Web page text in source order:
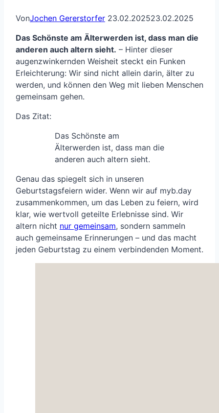
VonJochen Gererstorfer 23.02.202523.02.2025
Das Schönste am Älterwerden ist, dass man die
anderen auch altern sieht. – Hinter dieser
augenzwinkernden Weisheit steckt ein Funken
Erleichterung: Wir sind nicht allein darin, älter zu
werden, und können den Weg mit lieben Menschen
gemeinsam gehen.
Das Zitat:
Das Schönste am
Älterwerden ist, dass man die
anderen auch altern sieht.
Genau das spiegelt sich in unseren
Geburtstagsfeiern wider. Wenn wir auf myb.day
zusammenkommen, um das Leben zu feiern, wird
klar, wie wertvoll geteilte Erlebnisse sind. Wir
altern nicht nur gemeinsam, sondern sammeln
auch gemeinsame Erinnerungen – und das macht
jeden Geburtstag zu einem verbindenden Moment.